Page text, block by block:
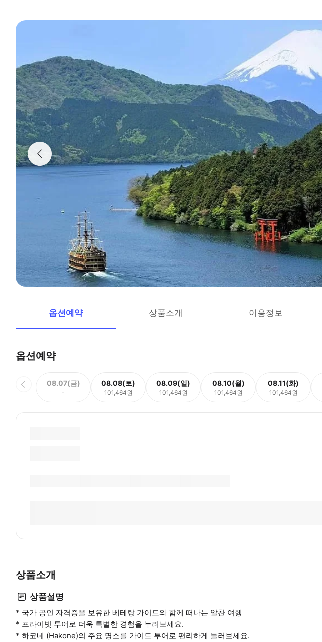
옵션예약 상품소개 이용정보
옵션예약
08.07(금)
-
08.08(토)
101,464원
08.09(일)
101,464원
08.10(월)
101,464원
08.11(화)
101,464원
상품소개
상품설명
* 국가 공인 자격증을 보유한 베테랑 가이드와 함께 떠나는 알찬 여행
* 프라이빗 투어로 더욱 특별한 경험을 누려보세요.
* 하코네 (Hakone)의 주요 명소를 가이드 투어로 편리하게 둘러보세요.